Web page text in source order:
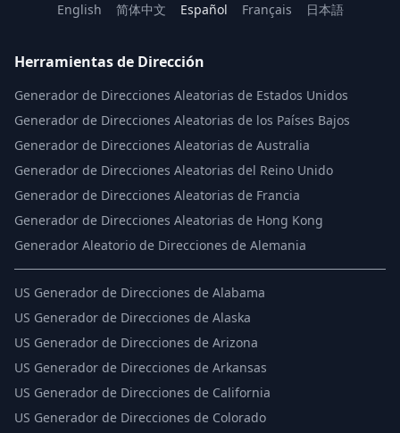
English 简体中文 Español Français 日本語
Herramientas de Dirección
Generador de Direcciones Aleatorias de Estados Unidos
Generador de Direcciones Aleatorias de los Países Bajos
Generador de Direcciones Aleatorias de Australia
Generador de Direcciones Aleatorias del Reino Unido
Generador de Direcciones Aleatorias de Francia
Generador de Direcciones Aleatorias de Hong Kong
Generador Aleatorio de Direcciones de Alemania
US Generador de Direcciones de Alabama
US Generador de Direcciones de Alaska
US Generador de Direcciones de Arizona
US Generador de Direcciones de Arkansas
US Generador de Direcciones de California
US Generador de Direcciones de Colorado